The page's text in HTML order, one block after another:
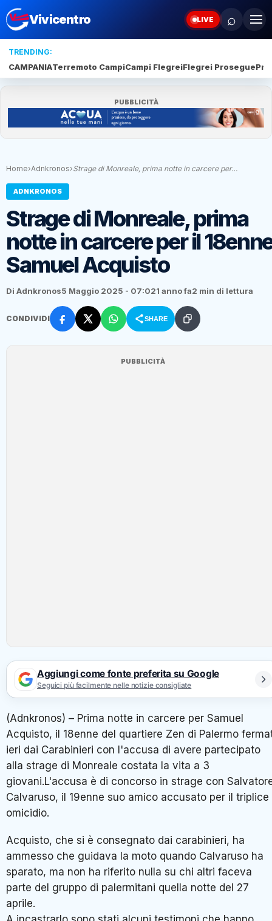
Vivicentro LIVE ⌕
TRENDING:
CAMPANIATerremoto CampiCampi FlegreiFlegrei Prosegue
PUBBLICITÀ
Home›Adnkronos›Strage di Monreale, prima notte in carcere per…
ADNKRONOS
Strage di Monreale, prima
notte in carcere per il
Samuel Acquisto
Di Adnkronos5 Maggio 2025 - 07:021 anno fa2 min di lettura
CONDIVIDI SHARE
PUBBLICITÀ
Aggiungi come fonte preferita su Google
Seguici più facilmente nelle notizie consigliate
(Adnkronos) – Prima notte in carcere per Samuel
Acquisto, il 18enne del quartiere Zen di Palermo
ieri dai Carabinieri con l'accusa di avere partecipato
alla strage di Monreale costata la vita a 3
giovani.L'accusa è di concorso in strage con
Calvaruso, il 19enne suo amico accusato per il triplice
omicidio.
Acquisto, che si è consegnato dai carabinieri, ha
ammesso che guidava la moto quando Calvaruso ha
sparato, ma non ha riferito nulla su chi altri faceva
parte del gruppo di palermitani quella notte del 27
aprile.